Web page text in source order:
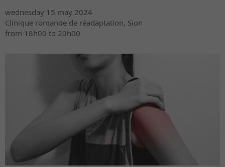
wednesday 15 may 2024
Clinique romande de réadaptation, Sion
from 18h00 to 20h00